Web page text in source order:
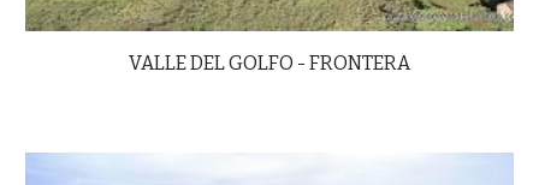
VALLE DEL GOLFO - FRONTERA